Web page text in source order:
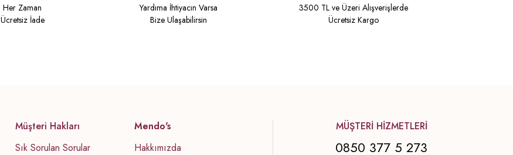
Her Zaman
Ücretsiz İade
Yardıma İhtiyacın Varsa
Bize Ulaşabilirsin
3500 TL ve Üzeri Alışverişlerde
Ücretsiz Kargo
Müşteri Hakları
Sık Sorulan Sorular
Mendo's
Hakkımızda
MÜŞTERİ HİZMETLERİ
0850 377 5 273